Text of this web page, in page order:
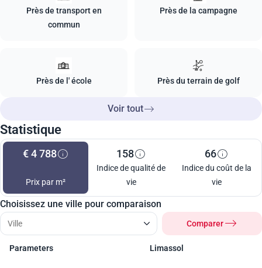
Près de transport en
commun
Près de la campagne
Près de l' école Près du terrain de golf
Voir tout
Statistique
€ 4 788
Prix par m²
158
Indice de qualité de
vie
66
Indice du coût de la
vie
Choisissez une ville pour comparaison
Comparer
Parameters Limassol